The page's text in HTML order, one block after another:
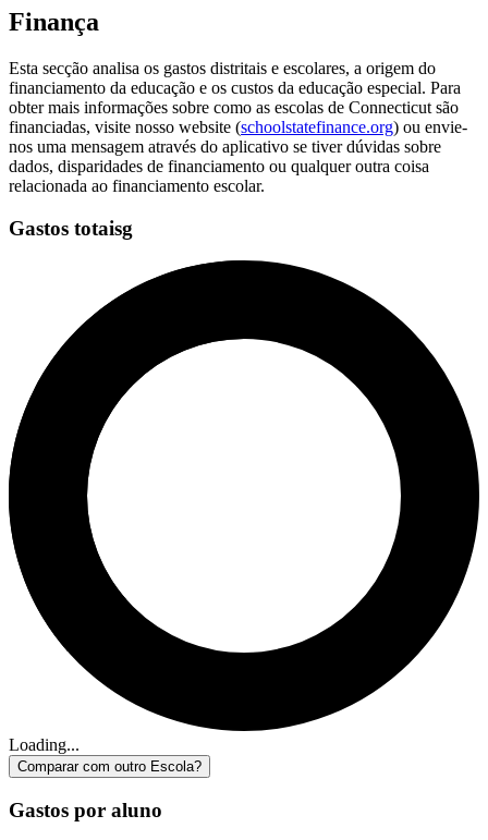
Finança
Esta secção analisa os gastos distritais e escolares, a origem do
financiamento da educação e os custos da educação especial. Para
obter mais informações sobre como as escolas de Connecticut são
financiadas, visite nosso website (schoolstatefinance.org) ou envie-
nos uma mensagem através do aplicativo se tiver dúvidas sobre
dados, disparidades de financiamento ou qualquer outra coisa
relacionada ao financiamento escolar.
Gastos totaisg
Loading...
Comparar com outro Escola?
Gastos por aluno